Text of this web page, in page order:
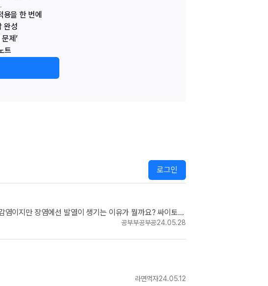
을 한 번에
완성
제’
트
로그인
이지만 장염에선 발열이 생기는 이유가 뭘까요? 싸이토카
공부부공부공24.05.28
라면먹자24.05.12